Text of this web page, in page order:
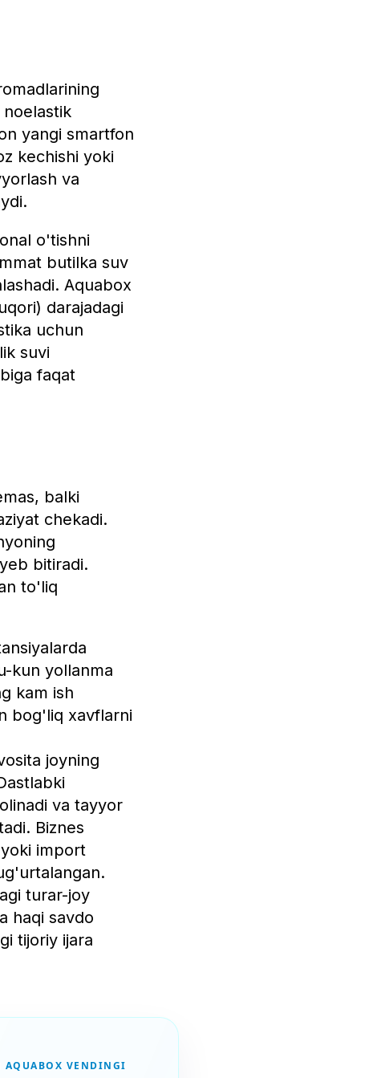
yangi smartfon
kechishi yoki
va
o'tishni
butilka suv
Aquabox
darajadagi
uchun
suvi
faqat
balki
chekadi.
bitiradi.
to'liq
kun yollanma
kam ish
bog'liq xavflarni
joyning
va tayyor
Biznes
import
turar-joy
haqi savdo
tijoriy ijara
AQUABOX VENDINGI